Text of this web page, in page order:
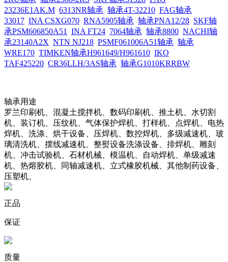
23236E1AK.M 6313NR轴承 轴承4T-32210 FAG轴承
33017 INA CSXG070 RNA5905轴承 轴承PNA12/28 SKF轴
承PSM606850A51
INA FT24 7064轴承 轴承8800 NACHI轴
承23140A2X NTN NJ218 PSMF061006A51轴承 轴承
WRE170 TIMKEN轴承H961649/H961610 IKO
TAF425220 CR36LLH/3AS轴承 轴承G1010KRRBW
轴承用途
罗兰印刷机、混凝土搅拌机、数码印刷机、推土机、水切割
机、装订机、压纹机、气体保护焊机、打样机、点焊机、电热
焊机、洗涤、烘干设备、压焊机、数控焊机、多级减速机、玻
璃清洗机、摆线减速机、整熨设备洗涤设备、排焊机、雕刻
机、冲击试验机、石材机械、模温机、自动焊机、单级减速
机、热熔胶机、同轴减速机、立式橡胶机械、其他制药设备、
压塑机、
正品
保证
质量